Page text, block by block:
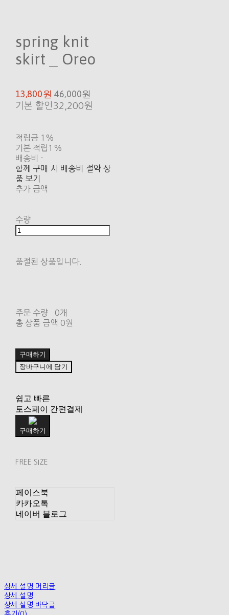
spring knit
skirt _ Oreo
13,800원46,000원
기본 할인 32,200원
적립금 1%
기본 적립 1%
배송비 -
함께 구매 시 배송비 절약 상
품 보기
추가 금액
수량
품절된 상품입니다.
주문 수량
0개
총 상품 금액 0원
구매하기
장바구니에 담기
쉽고 빠른
토스페이 간편결제
구매하기
FREE SIZE
페이스북
카카오톡
네이버 블로그
상세 설명 머리글
상세 설명
상세 설명 바닥글